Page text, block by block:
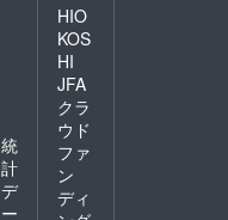
統
計
デ
ー
HIO
KOS
HI
JFA
クラ
ウド
ファ
ン
ディ